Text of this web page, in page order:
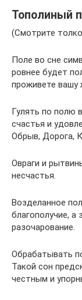
Тополиный
(Смотрите
Поле во сне
ровнее будет
проживете вашу
Гулять по полю
счастья и
Обрыв, Дорога,
Овраги и
несчастья.
Возделанное
благополучие,
разочарование.
Обрабатывать
Такой сон
честным и